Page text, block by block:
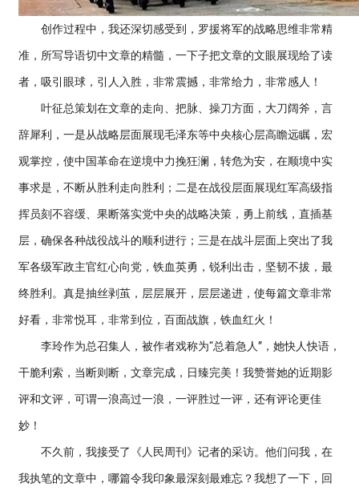
创作过程中，我还深切感受到，罗援将军的战略思维非常精
准，所写导语切中文章的精髓，一下子把文章的文眼展现给了读
者，吸引眼球，引人入胜，非常震撼，非常给力，非常感人！
叶征总策划在文章的走向、把脉、操刀方面，大刀阔斧，言
辞犀利，一是从战略层面展现毛泽东等中央核心层高瞻远瞩，宏
观掌控，使中国革命在逆境中力挽狂澜，转危为安，在顺境中实
事求是，不断从胜利走向胜利；二是在战役层面展现红军高级指
挥员刻不容缓、果断落实党中央的战略决策，勇上前线，直插基
层，确保各种战役战斗的顺利进行；三是在战斗层面上突出了我
军各级军政主官红心向党，铁血英勇，锐利出击，坚韧不拔，最
终胜利。真是抽丝剥茧，层层展开，层层递进，使每篇文章非常
好看，非常悦耳，非常到位，百面战旗，铁血红火！
李玲作为总召集人，被作者戏称为“总着急人”，她快人快语，
干脆利索，当断则断，文章完成，日臻完美！我赞誉她的近期影
评和文评，可谓一浪高过一浪，一评胜过一评，还有评论更佳
妙！
不久前，我接受了《人民周刊》记者的采访。他们问我，在
我执笔的文章中，哪篇令我印象最深刻最难忘？我想了一下，回